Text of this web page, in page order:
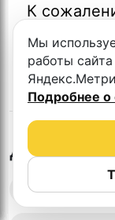
К
Другие
Выездная
Мы
работы
Подробнее о